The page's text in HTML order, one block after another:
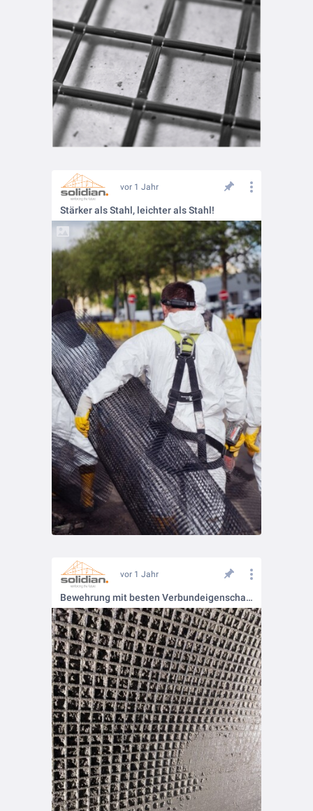
vor 1 Jahr
Stärker als Stahl, leichter als Stahl!
vor 1 Jahr
Bewehrung mit besten Verbundeigenschaften